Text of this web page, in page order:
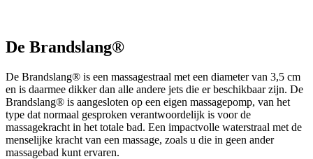
De Brandslang®
De Brandslang® is een massagestraal met een diameter van 3,5 cm
en is daarmee dikker dan alle andere jets die er beschikbaar zijn. De
Brandslang® is aangesloten op een eigen massagepomp, van het
type dat normaal gesproken verantwoordelijk is voor de
massagekracht in het totale bad. Een impactvolle waterstraal met de
menselijke kracht van een massage, zoals u die in geen ander
massagebad kunt ervaren.